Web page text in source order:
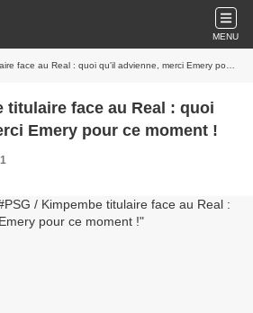
MENU
au Real : quoi qu'il advienne, merci Emery pour ce moment !
titulaire face au Real : quoi
Emery pour ce moment !